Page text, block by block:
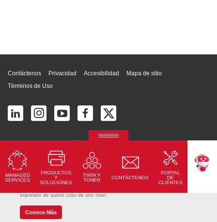
MANAGED
SERVICES
PRODUCTOS
Y
SOLUCIONES
TINTA Y
TONER
CONTÁCTENOS
PORTAL
DE
CLIENTES
Impresión de quinto color de otro nivel.
Conoce Más
Contáctenos Privacidad Accesibilidad
Mapa de sitio
Términos de Uso
© 2026 Ricoh América Latina, Inc. Todos los derechos reservados.